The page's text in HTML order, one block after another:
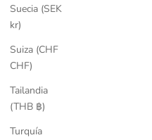
Suecia (SEK
kr)
Suiza (CHF
CHF)
Tailandia
(THB ฿)
Turquía